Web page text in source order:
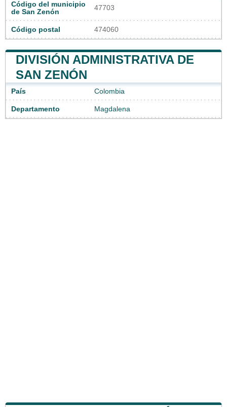
Código del municipio
de San Zenón
47703
Código postal 474060
DIVISIÓN ADMINISTRATIVA DE
SAN ZENÓN
País Colombia
Departamento Magdalena